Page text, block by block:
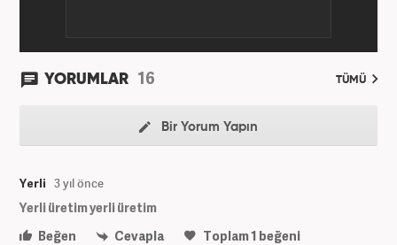
YORUMLAR 16 TÜMÜ
Bir Yorum Yapın
Yerli 3 yıl önce
Yerli üretim yerli üretim
Beğen
Cevapla Toplam1 beğeni